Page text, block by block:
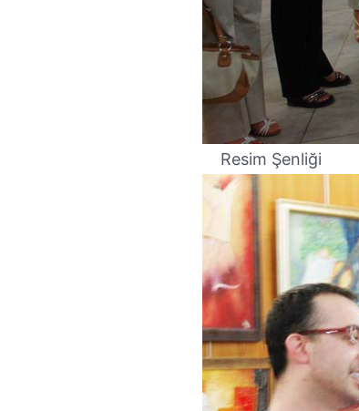
Resim Şenliği